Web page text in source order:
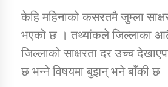
केहि महिनाको कसरतमै जुम्ला
भएको छ । तथ्यांकले जिल्लाका
जिल्लाको साक्षरता दर उच्च
छ भन्ने विषयमा बुझन् भने बाँकी छ